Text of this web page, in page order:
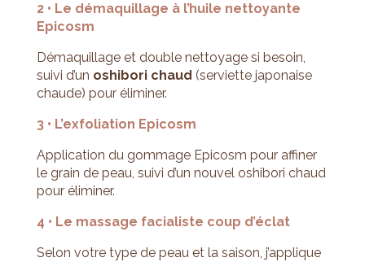
2 • Le démaquillage à l’huile nettoyante
Epicosm
Démaquillage et double nettoyage si besoin,
suivi d’un oshibori chaud (serviette japonaise
chaude) pour éliminer.
3 • L’exfoliation Epicosm
Application du gommage Epicosm pour affiner
le grain de peau, suivi d’un nouvel oshibori chaud
pour éliminer.
4 • Le massage facialiste coup d’éclat
Selon votre type de peau et la saison, j’applique